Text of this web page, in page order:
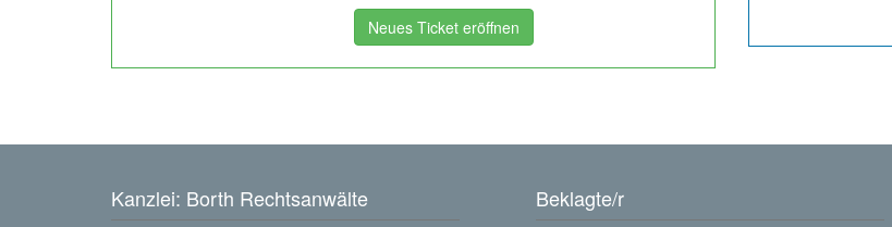
Neues Ticket eröffnen
Kanzlei: Borth Rechtsanwälte Beklagte/r